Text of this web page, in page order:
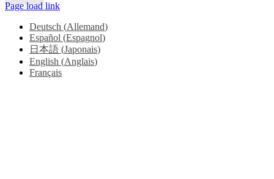
Page load link
Deutsch (Allemand)
Español (Espagnol)
日本語 (Japonais)
English (Anglais)
Français